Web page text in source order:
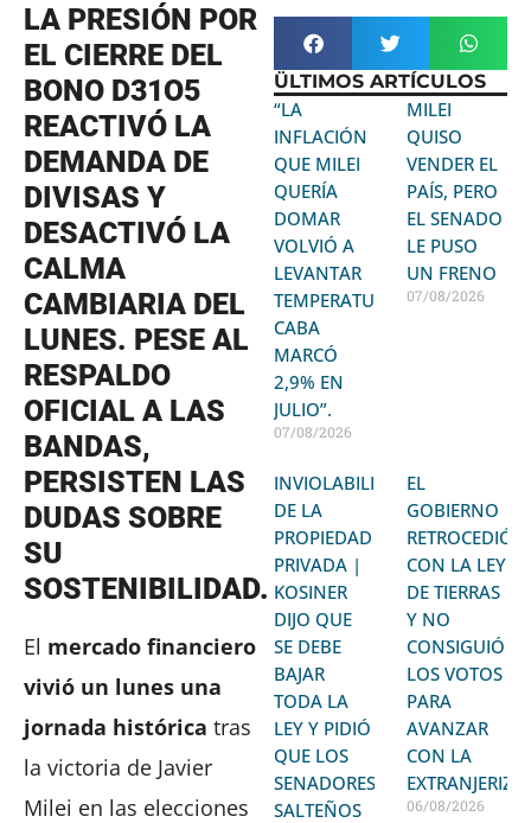
LA PRESIÓN POR
EL CIERRE DEL
BONO D31O5
REACTIVÓ LA
DEMANDA DE
DIVISAS Y
DESACTIVÓ LA
CALMA
CAMBIARIA DEL
LUNES. PESE AL
RESPALDO
OFICIAL A LAS
BANDAS,
PERSISTEN LAS
DUDAS SOBRE
SU
SOSTENIBILIDAD.
El mercado financiero
vivió un lunes una
jornada histórica tras
la victoria de Javier
Milei en las elecciones
ÜLTIMOS ARTÍCULOS
“LA
INFLACIÓN
QUE MILEI
QUERÍA
DOMAR
VOLVIÓ A
LEVANTAR
TEMPERATURA:
CABA
MARCÓ
2,9% EN
JULIO”.
07/08/2026
MILEI
QUISO
VENDER EL
PAÍS, PERO
EL SENADO
LE PUSO
UN FRENO
07/08/2026
INVIOLABILIDAD
DE LA
PROPIEDAD
PRIVADA |
KOSINER
DIJO QUE
SE DEBE
BAJAR
TODA LA
LEY Y PIDIÓ
QUE LOS
SENADORES
SALTEÑOS
EL
GOBIERNO
RETROCEDIÓ
CON LA LEY
DE TIERRAS
Y NO
CONSIGUIÓ
LOS VOTOS
PARA
AVANZAR
CON LA
06/08/2026